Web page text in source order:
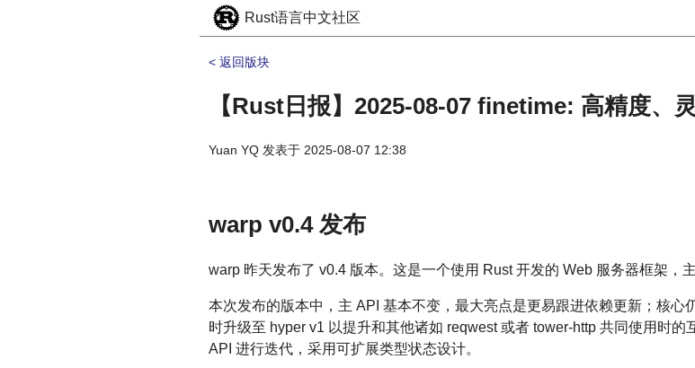
Rust语言中文社区
< 返回版块
【Rust日报】2025-08-07 finetime: 高精度、
Yuan YQ 发表于 2025-08-07 12:38
warp v0.4 发布
warp 昨天发布了 v0.4 版本。这是一个使用 Rust 开发的 Web 服务器框架，
本次发布的版本中，主 API 基本不变，最大亮点是更易跟进依赖更新；核心
时升级至 hyper v1 以提升和其他诸如 reqwest 或者 tower-http 共同使用时
API 进行迭代，采用可扩展类型状态设计。